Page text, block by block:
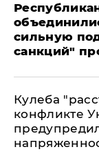
сильную
санкций"
Кулеба
конфликте